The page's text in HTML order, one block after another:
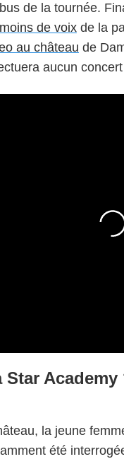
de la tournée.
de voix de la
au château de
aucun
Star
la jeune
été